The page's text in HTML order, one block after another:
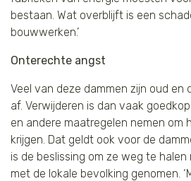
bestaan. Wat overblijft is een
bouwwerken.’
Onterechte angst
Veel van deze dammen zijn oud en
af. Verwijderen is dan vaak
en andere maatregelen nemen om
krijgen. Dat geldt ook voor de
is de beslissing om ze weg te
met de lokale bevolking genomen.